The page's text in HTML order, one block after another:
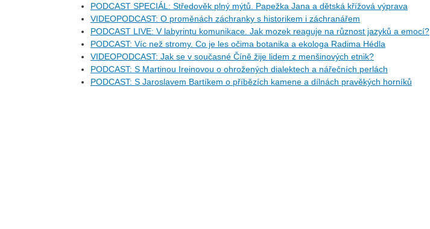
PODCAST SPECIÁL: Středověk plný mýtů. Papežka Jana a dětská křížová výprava
VIDEOPODCAST: O proměnách záchranky s historikem i záchranářem
PODCAST LIVE: V labyrintu komunikace. Jak mozek reaguje na různost jazyků a emocí?
PODCAST: Víc než stromy. Co je les očima botanika a ekologa Radima Hédla
VIDEOPODCAST: Jak se v současné Číně žije lidem z menšinových etnik?
PODCAST: S Martinou Ireinovou o ohrožených dialektech a nářečních perlách
PODCAST: S Jaroslavem Bartíkem o příbězích kamene a dílnách pravěkých horníků